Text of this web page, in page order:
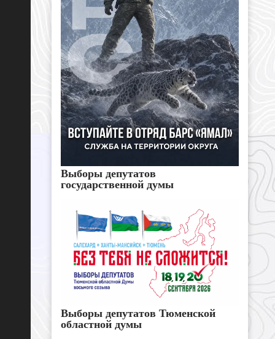
Выборы депутатов
государственной думы
Выборы депутатов Тюменской
областной думы